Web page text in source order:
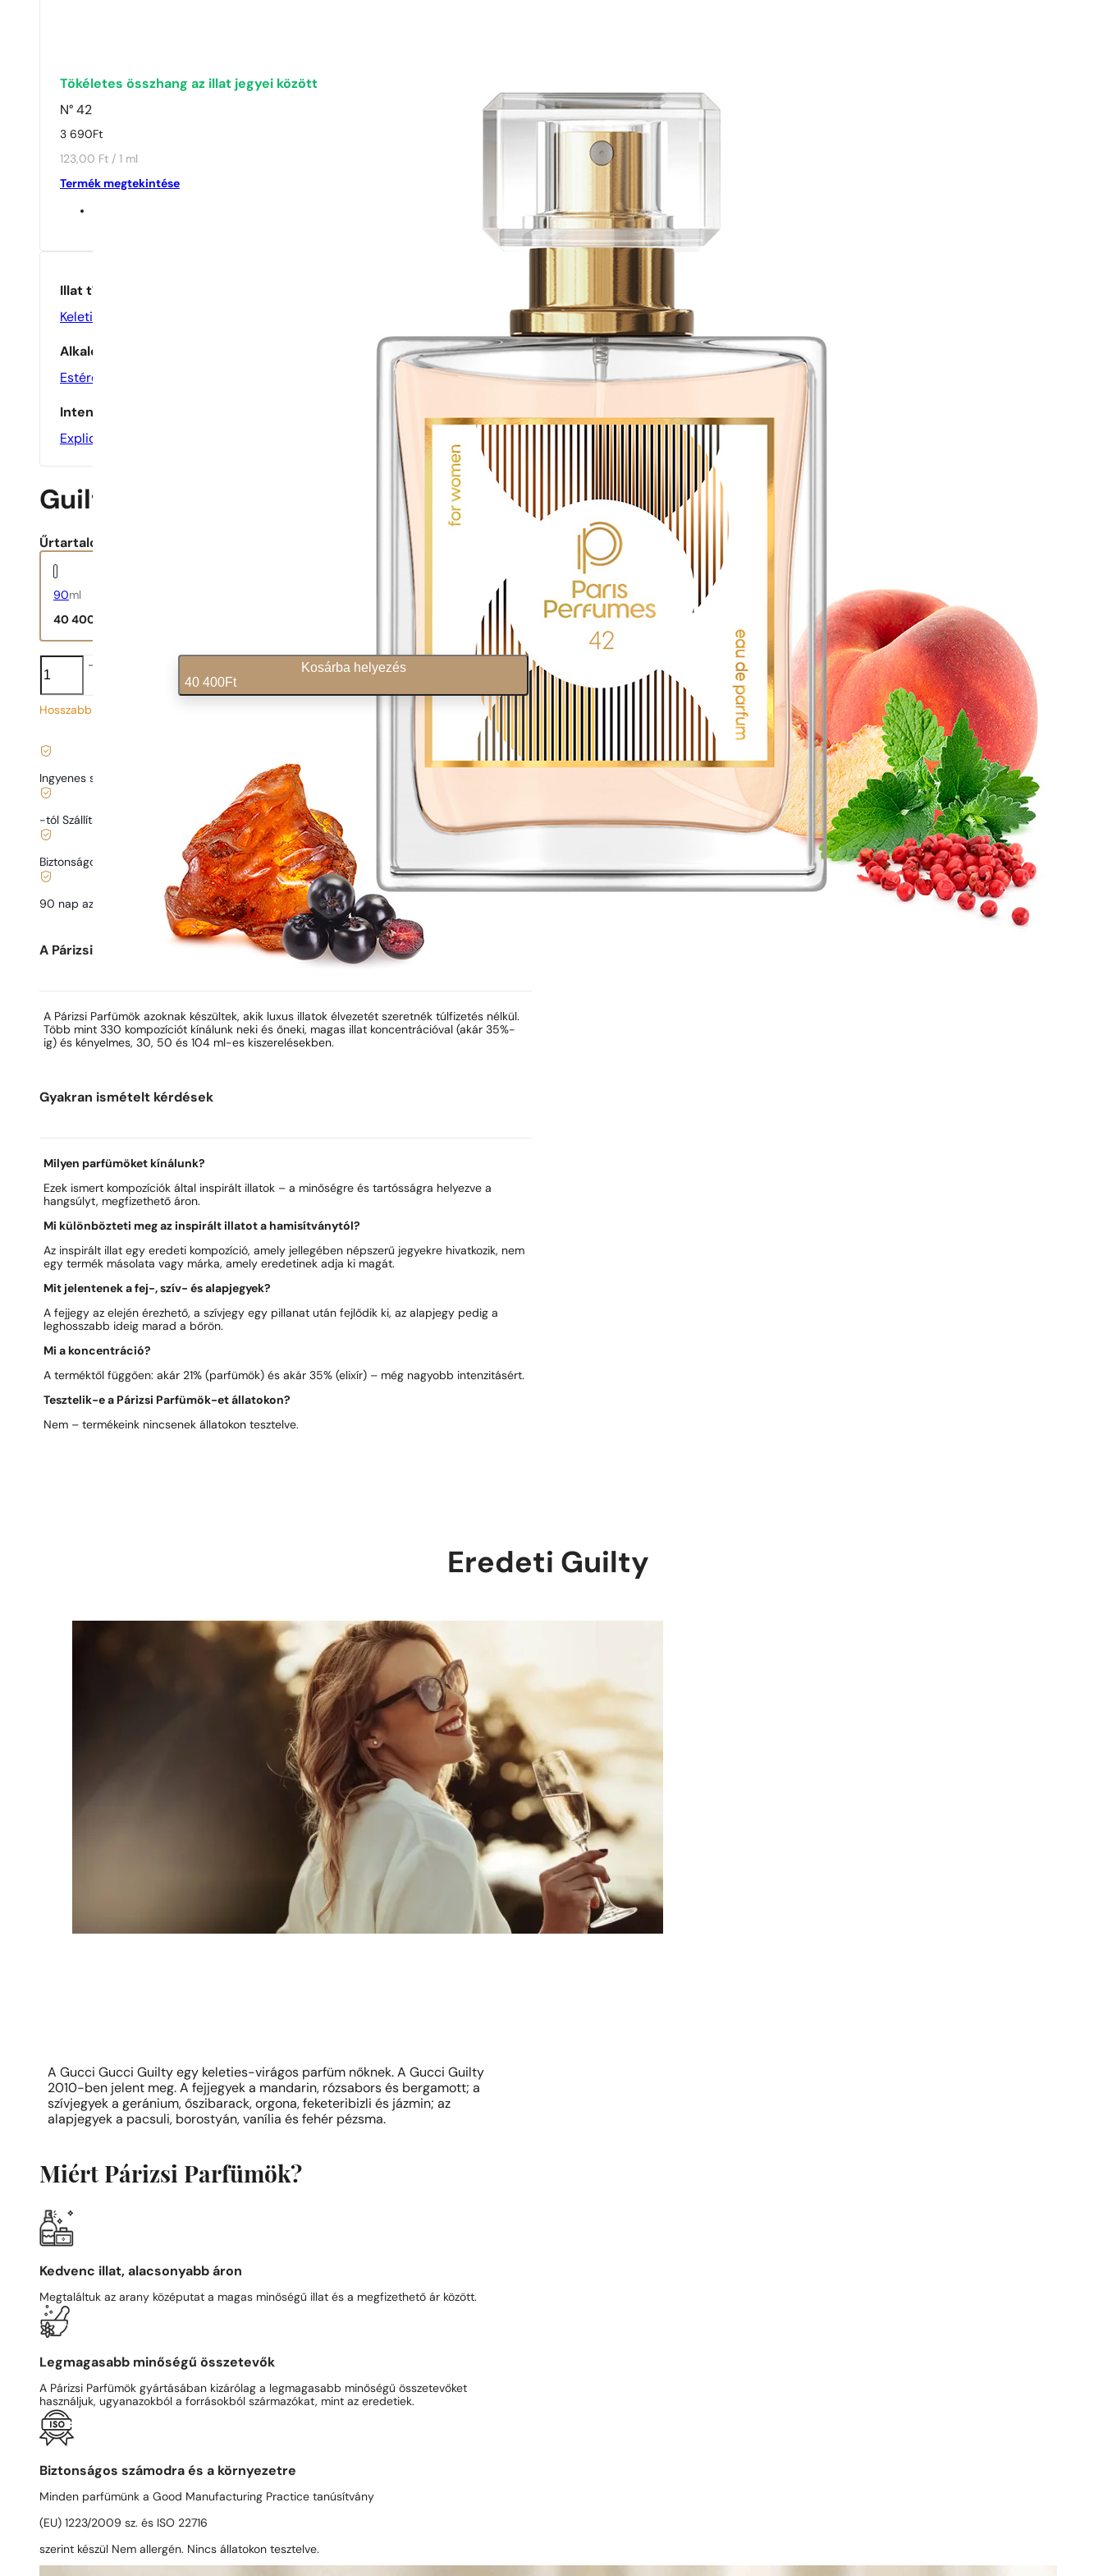
Tökéletes összhang az illat jegyei között
N° 42
3 690Ft
123,00 Ft / 1 ml
Termék megtekintése
Illat típusa
Keleties
Alkalom
Estére
Intenzitás
Explicit
Guilty
Űrtartalom:
90ml
40 400
Guilty
mennyiség
Kosárba helyezés
40 400Ft
Hosszabb szállítási idő
Ingyenes szállítás
-tól Szállítás
Biztonságos vásárlás és fizetés
90 nap az illat kipróbálásáraParfüm leírása
A Párizsi Parfümök-ről
A Párizsi Parfümök azoknak készültek, akik luxus illatok élvezetét szeretnék túlfizetés nélkül.
Több mint 330 kompozíciót kínálunk neki és őneki, magas illat koncentrációval (akár 35%-
ig) és kényelmes, 30, 50 és 104 ml-es kiszerelésekben.
Gyakran ismételt kérdések
Milyen parfümöket kínálunk?
Ezek ismert kompozíciók által inspirált illatok – a minőségre és tartósságra helyezve a
hangsúlyt, megfizethető áron.
Mi különbözteti meg az inspirált illatot a hamisítványtól?
Az inspirált illat egy eredeti kompozíció, amely jellegében népszerű jegyekre hivatkozik, nem
egy termék másolata vagy márka, amely eredetinek adja ki magát.
Mit jelentenek a fej-, szív- és alapjegyek?
A fejjegy az elején érezhető, a szívjegy egy pillanat után fejlődik ki, az alapjegy pedig a
leghosszabb ideig marad a bőrön.
Mi a koncentráció?
A terméktől függően: akár 21% (parfümök) és akár 35% (elixír) – még nagyobb intenzitásért.
Tesztelik-e a Párizsi Parfümök-et állatokon?
Nem – termékeink nincsenek állatokon tesztelve.
Eredeti Guilty
A Gucci Gucci Guilty egy keleties-virágos parfüm nőknek. A Gucci Guilty
2010-ben jelent meg. A fejjegyek a mandarin, rózsabors és bergamott; a
szívjegyek a geránium, őszibarack, orgona, feketeribizli és jázmin; az
alapjegyek a pacsuli, borostyán, vanília és fehér pézsma.
Miért Párizsi Parfümök?
Kedvenc illat, alacsonyabb áron
Megtaláltuk az arany középutat a magas minőségű illat és a megfizethető ár között.
Legmagasabb minőségű összetevők
A Párizsi Parfümök gyártásában kizárólag a legmagasabb minőségű összetevőket
használjuk, ugyanazokból a forrásokból származókat, mint az eredetiek.
Biztonságos számodra és a környezetre
Minden parfümünk a Good Manufacturing Practice tanúsítvány
(EU) 1223/2009 sz. és ISO 22716
szerint készül Nem allergén. Nincs állatokon tesztelve.